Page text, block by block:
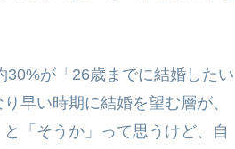
30%が「26歳までに結婚したい
早い時期に結婚を望む層が、
「そうか」って思うけど、自